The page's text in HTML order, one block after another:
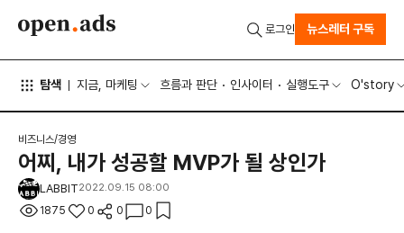
탐색 지금, 마케팅 흐름과 판단 인사이터 실행도구 O'story
로그인 뉴스레터 구독
비즈니스/경영
어찌, 내가 성공할 MVP가 될 상인가
LABBIT2022.09.15 08:00
1875 0 0 0